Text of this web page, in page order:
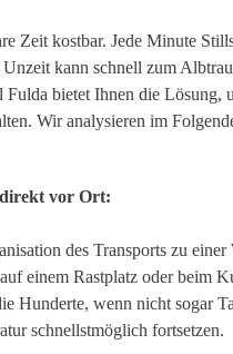
Zeit kostbar. Jede Minute
kann schnell zum
bietet Ihnen die Lösung,
Wir analysieren im
vor Ort:
des Transports zu
einem Rastplatz oder beim
Hunderte, wenn nicht sogar
schnellstmöglich fortsetzen.